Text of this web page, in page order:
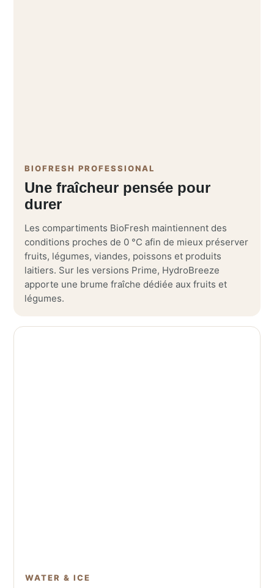
BIOFRESH PROFESSIONAL
Une fraîcheur pensée pour
durer
Les compartiments BioFresh maintiennent des
conditions proches de 0 °C afin de mieux préserver
fruits, légumes, viandes, poissons et produits
laitiers. Sur les versions Prime, HydroBreeze
apporte une brume fraîche dédiée aux fruits et
légumes.
WATER & ICE